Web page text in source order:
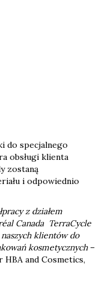
do specjalnego
obsługi klienta
zostaną
i odpowiednio
z działem
Canada TerraCycle
klientów do
kosmetycznych–
and Cosmetics,